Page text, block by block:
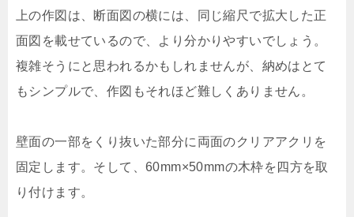
上の作図は、断面図の横には、同じ縮尺で拡大した正
面図を載せているので、より分かりやすいでしょう。
複雑そうにと思われるかもしれませんが、納めはとて
もシンプルで、作図もそれほど難しくありません。
壁面の一部をくり抜いた部分に両面のクリアアクリを
固定します。そして、60mm×50mmの木枠を四方を取
り付けます。